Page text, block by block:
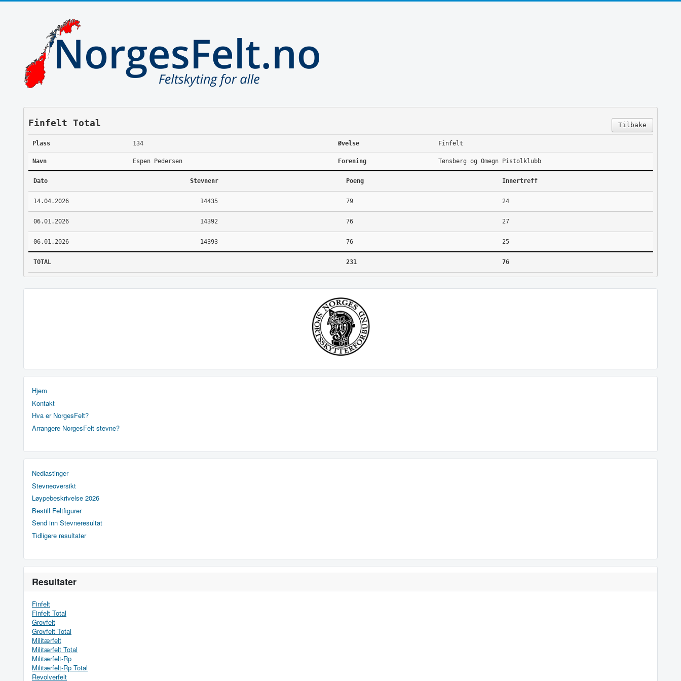
Tilbake
Finfelt Total
Plass 134 Øvelse Finfelt
Navn Espen Pedersen Forening Tønsberg og Omegn Pistolklubb
Dato Stevnenr Poeng Innertreff
14.04.2026 14435 79 24
06.01.2026 14392 76 27
06.01.2026 14393 76 25
TOTAL 231 76
Hjem
Kontakt
Hva er NorgesFelt?
Arrangere NorgesFelt stevne?
Nedlastinger
Stevneoversikt
Løypebeskrivelse 2026
Bestill Feltfigurer
Send inn Stevneresultat
Tidligere resultater
Resultater
Finfelt
Finfelt Total
Grovfelt
Grovfelt Total
Militærfelt
Militærfelt Total
Militærfelt-Rp
Militærfelt-Rp Total
Revolverfelt